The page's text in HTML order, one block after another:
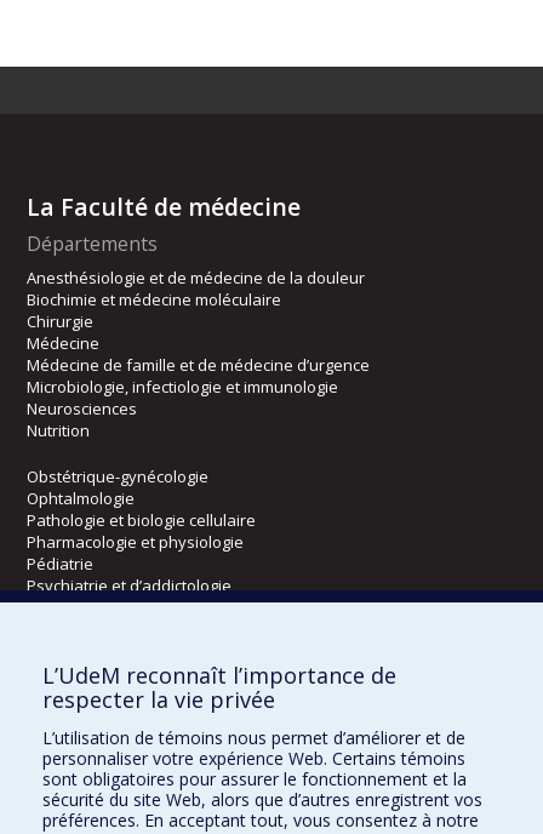
La Faculté de médecine
Départements
Anesthésiologie et de médecine de la douleur
Biochimie et médecine moléculaire
Chirurgie
Médecine
Médecine de famille et de médecine d’urgence
Microbiologie, infectiologie et immunologie
Neurosciences
Nutrition
Obstétrique-gynécologie
Ophtalmologie
Pathologie et biologie cellulaire
Pharmacologie et physiologie
Pédiatrie
Psychiatrie et d’addictologie
Radiologie, radio-oncologie et médecine nucléaire
Écoles
Orthophonie et audiologie
Réadaptation
Directions
L’UdeM reconnaît l’importance de
respecter la vie privée
L’utilisation de témoins nous permet d’améliorer et de
personnaliser votre expérience Web. Certains témoins
sont obligatoires pour assurer le fonctionnement et la
sécurité du site Web, alors que d’autres enregistrent vos
préférences. En acceptant tout, vous consentez à notre